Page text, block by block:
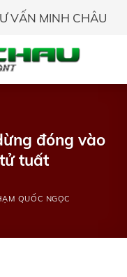
VẤN MINH CHÂU
đóng vào
tuất
QUỐC NGỌC